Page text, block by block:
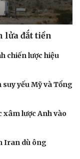
lửa đắt tiền
chiến lược hiệu
yếu Mỹ và Tổng
xâm lược Anh vào
Iran dù ông